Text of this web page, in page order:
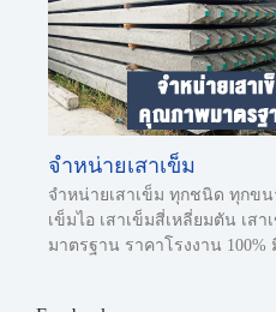
จำหน่ายเสาเข็ม
จำหน่ายเสาเข็ม ทุกชนิด ทุกขน
เข็มไอ เสาเข็มสี่เหลี่ยมตัน เส
มาตรฐาน ราคาโรงงาน